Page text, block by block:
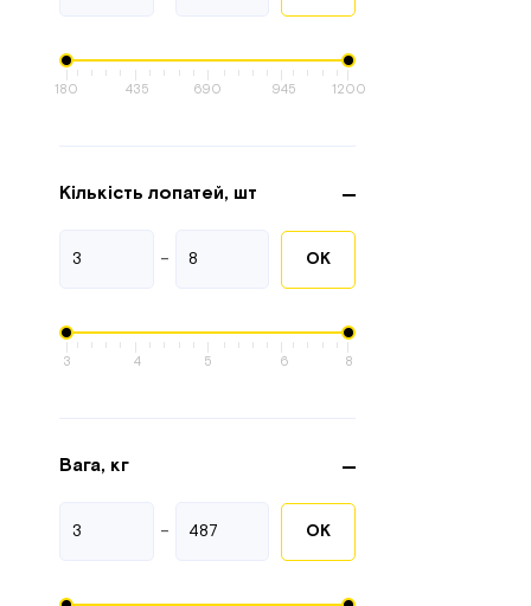
180 435 690 945 1200
Кількість лопатей, шт
- ОК
3 4 5 6 8
Вага, кг
- ОК